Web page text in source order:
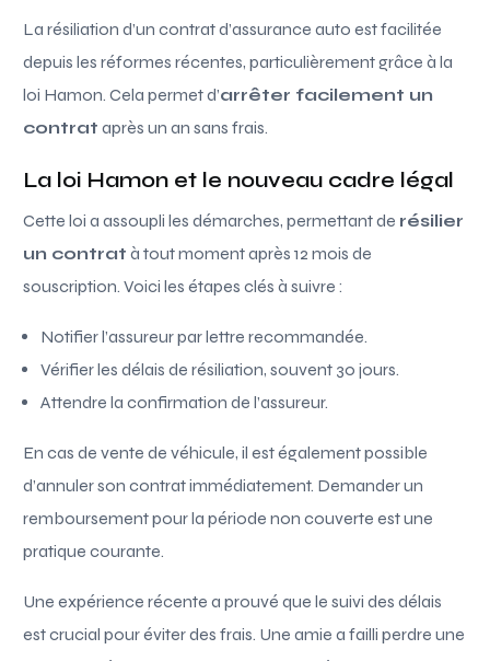
La résiliation d’un contrat d’assurance auto est facilitée
depuis les réformes récentes, particulièrement grâce à la
loi Hamon. Cela permet d’arrêter facilement un
contrat après un an sans frais.
La loi Hamon et le nouveau cadre légal
Cette loi a assoupli les démarches, permettant de résilier
un contrat à tout moment après 12 mois de
souscription. Voici les étapes clés à suivre :
Notifier l’assureur par lettre recommandée.
Vérifier les délais de résiliation, souvent 30 jours.
Attendre la confirmation de l’assureur.
En cas de vente de véhicule, il est également possible
d’annuler son contrat immédiatement. Demander un
remboursement pour la période non couverte est une
pratique courante.
Une expérience récente a prouvé que le suivi des délais
est crucial pour éviter des frais. Une amie a failli perdre une